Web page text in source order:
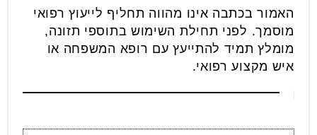
האמור בכתבה אינו מהווה תחליף לייעוץ רפואי
מוסמך. לפני תחילת השימוש בתוספי תזונה,
מומלץ תמיד להתייעץ עם רופא המשפחה או
איש מקצוע רפואי.